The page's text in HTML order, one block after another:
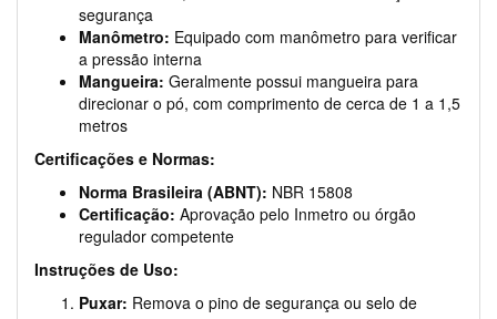
segurança
Manômetro: Equipado com manômetro para verificar
a pressão interna
Mangueira: Geralmente possui mangueira para
direcionar o pó, com comprimento de cerca de 1 a 1,5
metros
Certificações e Normas:
Norma Brasileira (ABNT): NBR 15808
Certificação: Aprovação pelo Inmetro ou órgão
regulador competente
Instruções de Uso:
Puxar: Remova o pino de segurança ou selo de